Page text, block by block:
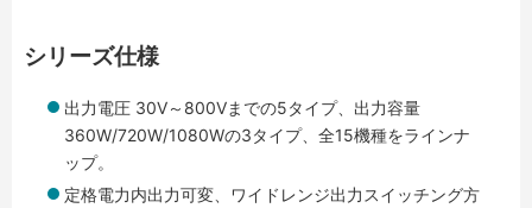
シリーズ仕様
出力電圧 30V～800Vまでの5タイプ、出力容量
360W/720W/1080Wの3タイプ、全15機種をラインナ
ップ。
定格電力内出力可変、ワイドレンジ出力スイッチング方